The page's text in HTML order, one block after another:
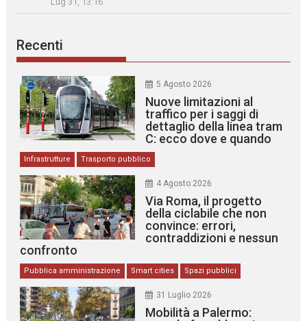
Recenti
5 Agosto 2026
Nuove limitazioni al
traffico per i saggi di
dettaglio della linea tram
C: ecco dove e quando
Infrastrutture Trasporto pubblico
4 Agosto 2026
Via Roma, il progetto
della ciclabile che non
convince: errori,
contraddizioni e nessun
confronto
Pubblica amministrazione Smart cities Spazi pubblici
31 Luglio 2026
Mobilità a Palermo: